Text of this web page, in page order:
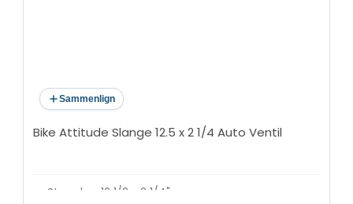
Sammenlign
Bike Attitude Slange 12.5 x 2 1/4 Auto Ventil
Størrelse: 12 1/2 x 2 1/4"